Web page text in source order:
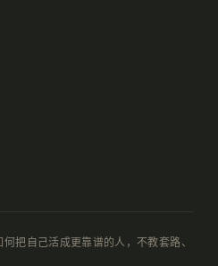
把自己活成更靠谱的人，不教套路、